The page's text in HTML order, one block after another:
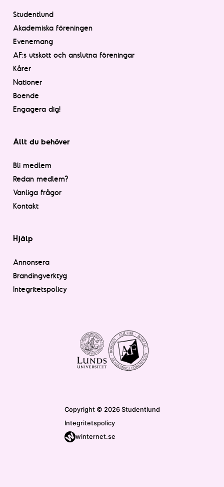
Studentlund
Akademiska föreningen
Evenemang
AF:s utskott och anslutna föreningar
Kårer
Nationer
Boende
Engagera dig!
Allt du behöver
Bli medlem
Redan medlem?
Vanliga frågor
Kontakt
Hjälp
Annonsera
Brandingverktyg
Integritetspolicy
Copyright © 2026 Studentlund
Integritetspolicy
winternet.se